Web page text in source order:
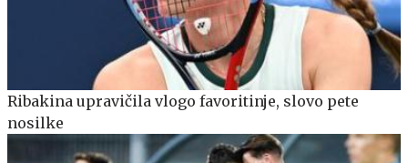
Ribakina upravičila vlogo favoritinje, slovo pete
nosilke